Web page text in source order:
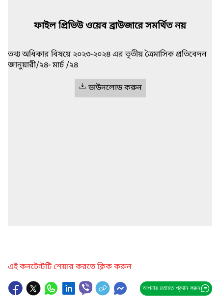
ফাইল প্রিভিউ ওয়েব ব্রাউজারে সমর্থিত নয়
তথ্য অধিকার বিষয়ে ২০২৩-২০২৪ এর তৃতীয় ত্রৈমাসিক প্রতিবেদন
জানুয়ারী/২৪- মার্চ /২৪
ডাউনলোড করুন
এই কনটেন্টটি শেয়ার করতে ক্লিক করুন
আপনার মতামত প্রদান করুন